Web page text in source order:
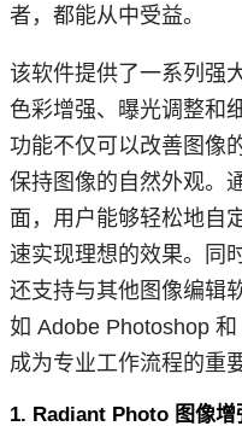
者，都能从中受益。
该软件提供了一系列强
色彩增强、曝光调整和
功能不仅可以改善图像
保持图像的自然外观。
面，用户能够轻松地自
速实现理想的效果。同
还支持与其他图像编辑
如 Adobe Photoshop
成为专业工作流程的重
1. Radiant Photo 图像增